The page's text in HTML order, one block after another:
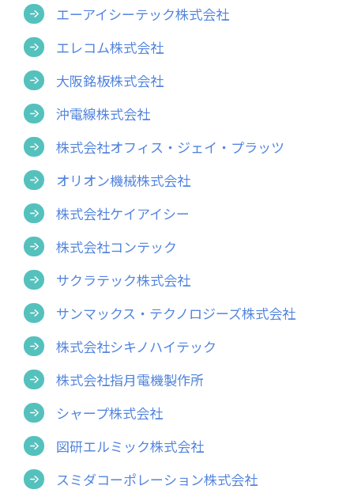
エーアイシーテック株式会社
エレコム株式会社
大阪銘板株式会社
沖電線株式会社
株式会社オフィス・ジェイ・プラッツ
オリオン機械株式会社
株式会社ケイアイシー
株式会社コンテック
サクラテック株式会社
サンマックス・テクノロジーズ株式会社
株式会社シキノハイテック
株式会社指月電機製作所
シャープ株式会社
図研エルミック株式会社
スミダコーポレーション株式会社